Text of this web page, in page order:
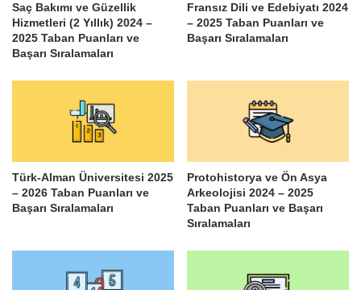
Saç Bakımı ve Güzellik
Hizmetleri (2 Yıllık) 2024 –
2025 Taban Puanları ve
Başarı Sıralamaları
Fransız Dili ve Edebiyatı 2024
– 2025 Taban Puanları ve
Başarı Sıralamaları
Türk-Alman Üniversitesi 2025
– 2026 Taban Puanları ve
Başarı Sıralamaları
Protohistorya ve Ön Asya
Arkeolojisi 2024 – 2025
Taban Puanları ve Başarı
Sıralamaları